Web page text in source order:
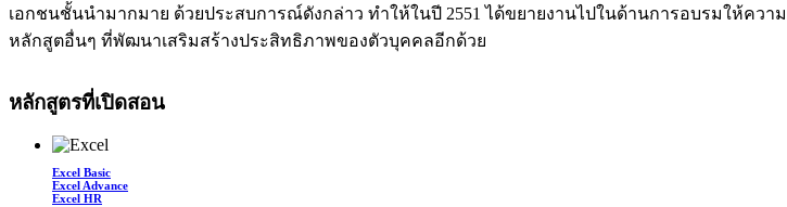
เอกชนชั้นนำมากมาย ด้วยประสบการณ์ดังกล่าว ทำให้ในปี 2551 ได้ขยายงานไปในด้านการอบรมให้คว
หลักสูตอื่นๆ ที่พัฒนาเสริมสร้างประสิทธิภาพของตัวบุคคลอีกด้วย
หลักสูตรที่เปิดสอน
Excel Basic
Excel Advance
Excel HR